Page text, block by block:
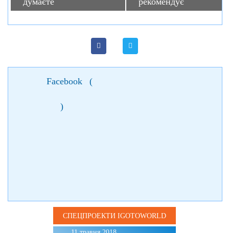
Facebook (
)
СПЕЦПРОЕКТИ IGOTOWORLD